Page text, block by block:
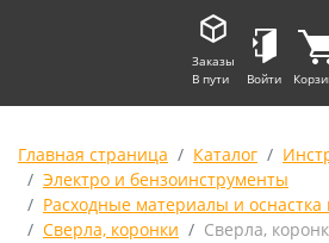
Заказы
В пути
Войти
Главная страница Каталог
Электро и бензоинструменты
Расходные материалы и оснастка
Сверла, коронки
Сверла,